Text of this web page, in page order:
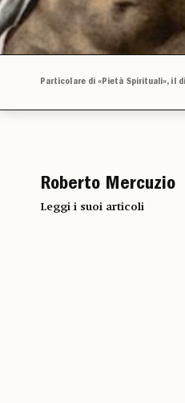
Particolare di «Pietà Spirituali», il
Roberto Mercuzio
Leggi i suoi articoli